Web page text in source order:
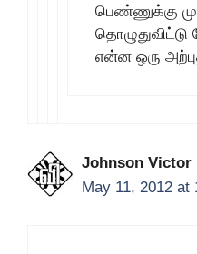
பெண்ணுக்கு
என்ன ஒரு
Johnson Victor
May 11, 2012 at